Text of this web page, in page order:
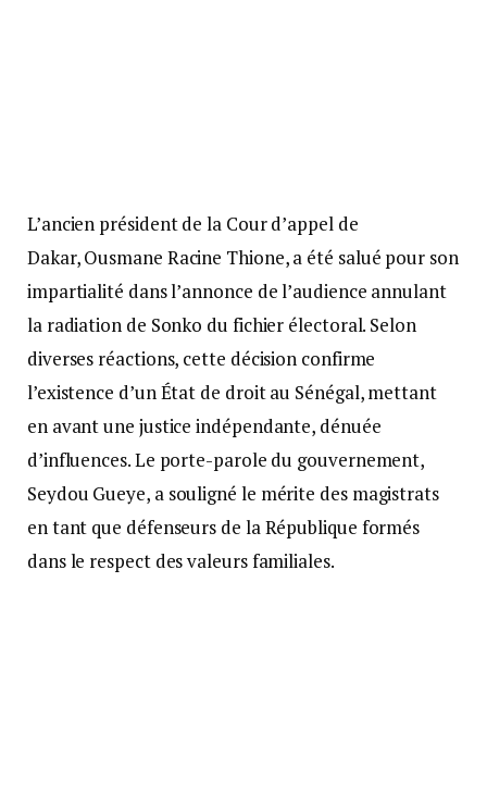
L’ancien président de la Cour d’appel de
Dakar, Ousmane Racine Thione, a été salué pour son
impartialité dans l’annonce de l’audience annulant
la radiation de Sonko du fichier électoral. Selon
diverses réactions, cette décision confirme
l’existence d’un État de droit au Sénégal, mettant
en avant une justice indépendante, dénuée
d’influences. Le porte-parole du gouvernement,
Seydou Gueye, a souligné le mérite des magistrats
en tant que défenseurs de la République formés
dans le respect des valeurs familiales.